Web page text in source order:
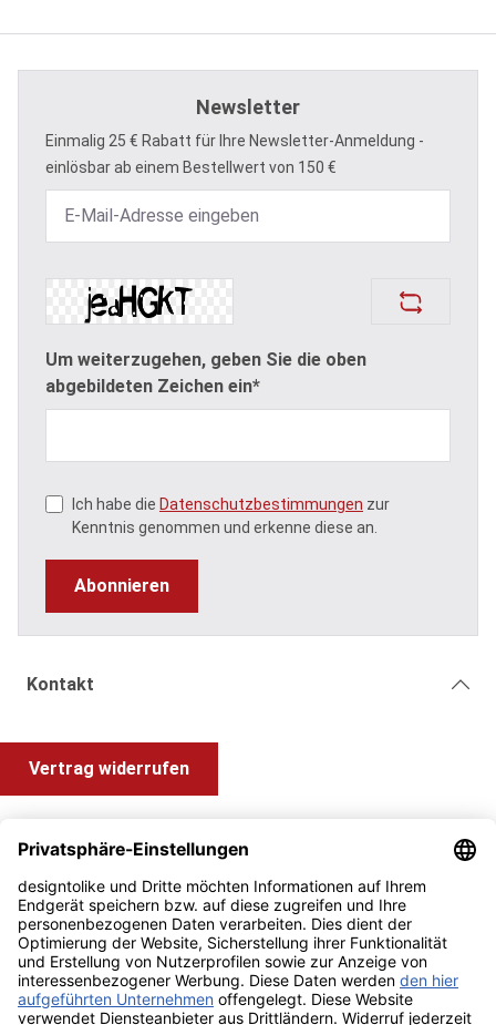
Newsletter
Einmalig 25 € Rabatt für Ihre Newsletter-Anmeldung -
einlösbar ab einem Bestellwert von 150 €
Um weiterzugehen, geben Sie die oben
abgebildeten Zeichen ein*
Ich habe die Datenschutzbestimmungen zur
Kenntnis genommen und erkenne diese an.
Abonnieren
Kontakt
Vertrag widerrufen
Information und Impressum
Zahlung & Versand